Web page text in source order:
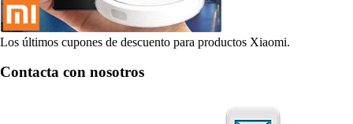
Los últimos cupones de descuento para productos Xiaomi.
Contacta con nosotros